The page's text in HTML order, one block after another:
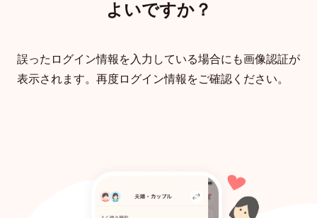
カレンダー
よいですか？
誤ったログイン情報を入力している場合にも画像認証が
表示されます。再度ログイン情報をご確認ください。